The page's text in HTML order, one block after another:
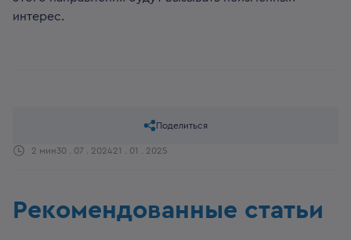
интерес.
2 мин30 . 07 . 202421 . 01 . 2025
Поделиться
Рекомендованные статьи